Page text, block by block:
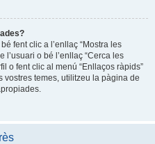
fent clic a l’enllaç “Mostra les
l’usuari o bé l’enllaç “Cerca les
o fent clic al menú “Enllaços ràpids”
vostres temes, utilitzeu la pàgina de